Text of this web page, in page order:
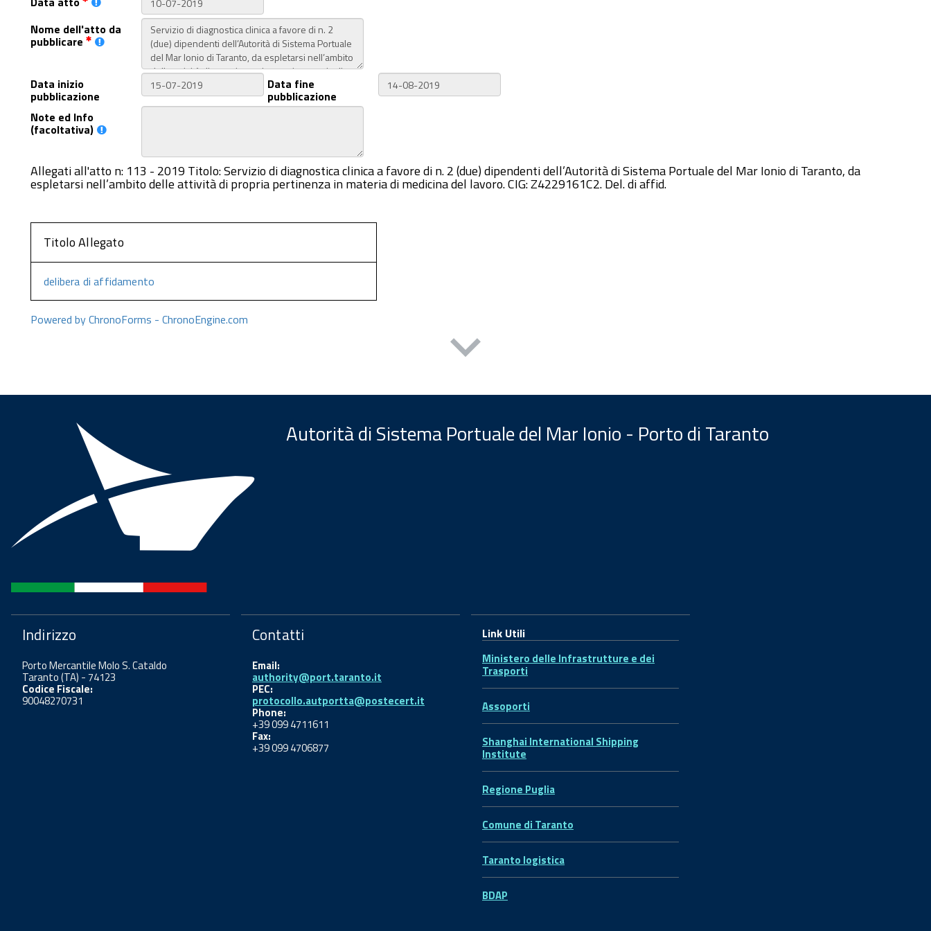
Nome dell'atto da
pubblicare
Data inizio
pubblicazione
Data fine
pubblicazione
Note ed Info
(facoltativa)
Allegati all'atto n: 113 - 2019 Titolo: Servizio di diagnostica clinica a favore di n. 2 (due) dipendenti dell’Autorità di Sistema Portuale del Mar Ionio di Taranto, da
espletarsi nell’ambito delle attività di propria pertinenza in materia di medicina del lavoro. CIG: Z4229161C2. Del. di affid.
Titolo Allegato
delibera di affidamento
Powered by ChronoForms - ChronoEngine.com
Autorità di Sistema Portuale del Mar Ionio - Porto di Taranto
Indirizzo
Porto Mercantile Molo S. Cataldo
Taranto (TA) - 74123
Codice Fiscale:
90048270731
Contatti
Email:
authority@port.taranto.it
PEC:
protocollo.autportta@postecert.it
Phone:
+39 099 4711611
Fax:
+39 099 4706877
Link Utili
Ministero delle Infrastrutture e dei
Trasporti
Assoporti
Shanghai International Shipping
Institute
Regione Puglia
Comune di Taranto
Taranto logistica
BDAP